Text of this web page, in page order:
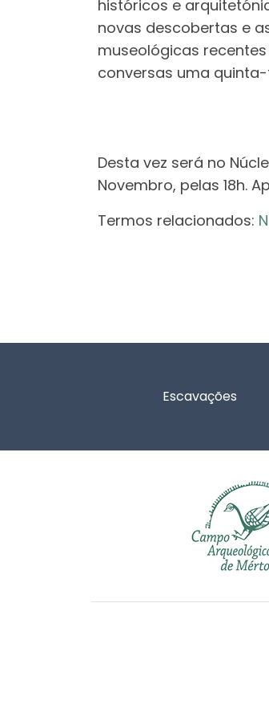
históricos e
novas descobertas e
museológicas
conversas uma
Desta vez será no
Novembro, pelas 18h.
Termos relacionados:
Escavações